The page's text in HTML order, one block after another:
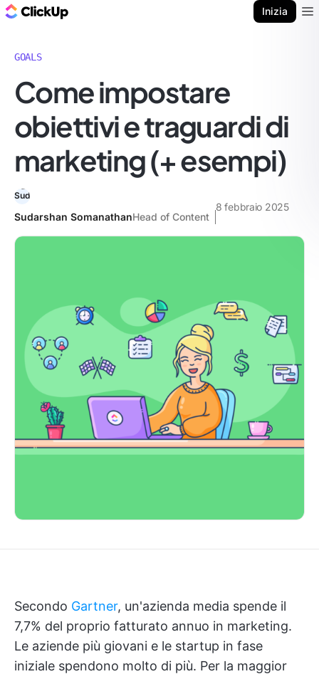
Inizia
GOALS
Come impostare
obiettivi e traguardi di
marketing (+ esempi)
Sudarshan SomanathanHead of Content
8 febbraio 2025
Secondo Gartner, un'azienda media spende il
7,7% del proprio fatturato annuo in marketing.
Le aziende più giovani e le startup in fase
iniziale spendono molto di più. Per la maggior